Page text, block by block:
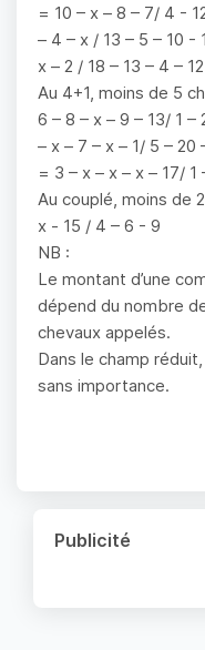
= 10 – x – 8 – 7/ 4 -
– 4 – x / 13 – 5 – 10 -
x – 2 / 18 – 13 – 4 –
Au 4+1, moins de 5
6 – 8 – x – 9 – 13/ 1
– x – 7 – x – 1/ 5 –
= 3 – x – x – x – 17/ 1
Au couplé, moins de
x - 15 / 4 – 6 - 9
NB :
Le montant d’une
dépend du nombre
chevaux appelés.
Dans le champ
sans importance.
Publicité